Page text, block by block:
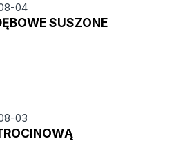
04
SUSZONE
03